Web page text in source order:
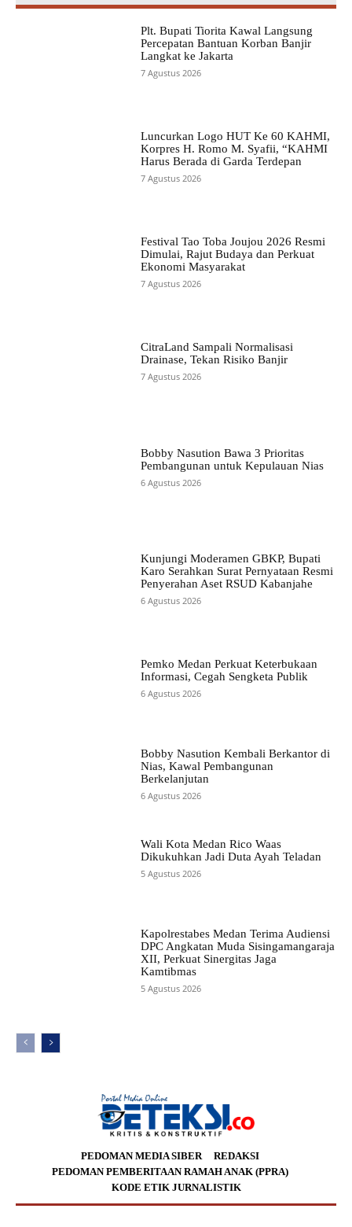
Plt. Bupati Tiorita Kawal Langsung
Percepatan Bantuan Korban Banjir
Langkat ke Jakarta
7 Agustus 2026
Luncurkan Logo HUT Ke 60 KAHMI,
Korpres H. Romo M. Syafii, “KAHMI
Harus Berada di Garda Terdepan
7 Agustus 2026
Festival Tao Toba Joujou 2026 Resmi
Dimulai, Rajut Budaya dan Perkuat
Ekonomi Masyarakat
7 Agustus 2026
CitraLand Sampali Normalisasi
Drainase, Tekan Risiko Banjir
7 Agustus 2026
Bobby Nasution Bawa 3 Prioritas
Pembangunan untuk Kepulauan Nias
6 Agustus 2026
Kunjungi Moderamen GBKP, Bupati
Karo Serahkan Surat Pernyataan Resmi
Penyerahan Aset RSUD Kabanjahe
6 Agustus 2026
Pemko Medan Perkuat Keterbukaan
Informasi, Cegah Sengketa Publik
6 Agustus 2026
Bobby Nasution Kembali Berkantor di
Nias, Kawal Pembangunan
Berkelanjutan
6 Agustus 2026
Wali Kota Medan Rico Waas
Dikukuhkan Jadi Duta Ayah Teladan
5 Agustus 2026
Kapolrestabes Medan Terima Audiensi
DPC Angkatan Muda Sisingamangaraja
XII, Perkuat Sinergitas Jaga
Kamtibmas
5 Agustus 2026
PEDOMAN MEDIA SIBER
REDAKSI
PEDOMAN PEMBERITAAN RAMAH ANAK (PPRA)
KODE ETIK JURNALISTIK